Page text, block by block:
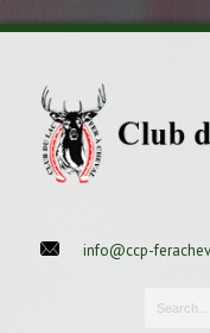
info@ccp-